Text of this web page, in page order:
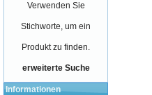
Verwenden Sie
Stichworte, um ein
Produkt zu finden.
erweiterte Suche
Informationen